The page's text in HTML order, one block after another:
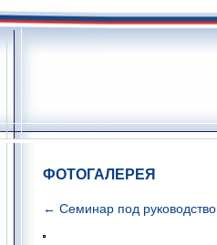
ФОТОГАЛЕРЕЯ
← Семинар под